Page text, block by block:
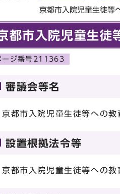
京都市入院児童生徒等
都市入院児童生徒
ージ番号211363
審議会等名
京都市入院児童生徒等への
設置根拠法令等
京都市入院児童生徒等への